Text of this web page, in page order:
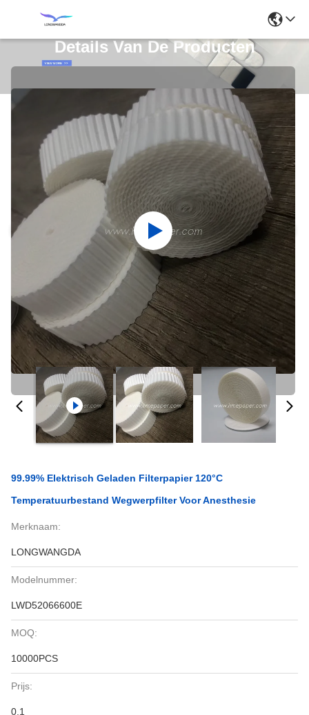
Details Van De Producten
99.99% Elektrisch Geladen Filterpapier 120°C
Temperatuurbestand Wegwerpfilter Voor Anesthesie
Merknaam:
LONGWANGDA
Modelnummer:
LWD52066600E
MOQ:
10000PCS
Prijs:
0.1